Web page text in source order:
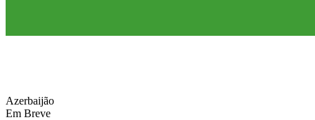
Azerbaijão
Em Breve